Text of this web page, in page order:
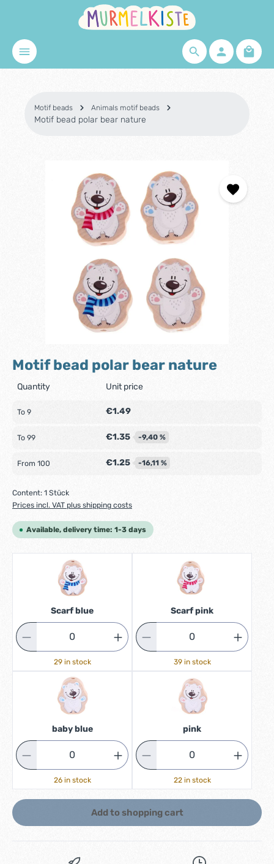
Skip to main content
Motif beads Animals motif beads
Motif bead polar bear nature
Motif bead polar bear nature
Quantity Unit price
To 9 €1.49
To 99 €1.35 -9,40 %
From 100 €1.25 -16,11 %
Content: 1 Stück
Prices incl. VAT plus shipping costs
Available, delivery time: 1-3 days
Scarf blue
29 in stock
Scarf pink
39 in stock
baby blue
26 in stock
pink
22 in stock
Add to shopping cart